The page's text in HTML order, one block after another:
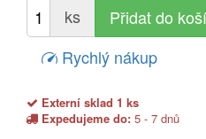
ks
Rychlý nákup
Externí sklad 1 ks
Expedujeme do: 5 - 7 dnů